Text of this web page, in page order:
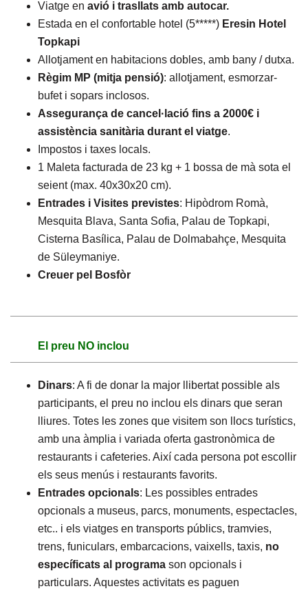
Viatge en avió i trasllats amb autocar.
Estada en el confortable hotel (5*****) Eresin Hotel
Topkapi
Allotjament en habitacions dobles, amb bany / dutxa.
Règim MP (mitja pensió): allotjament, esmorzar-
bufet i sopars inclosos.
Assegurança de cancel·lació fins a 2000€ i
assistència sanitària durant el viatge.
Impostos i taxes locals.
1 Maleta facturada de 23 kg + 1 bossa de mà sota el
seient (max. 40x30x20 cm).
Entrades i Visites previstes: Hipòdrom Romà,
Mesquita Blava, Santa Sofia, Palau de Topkapi,
Cisterna Basílica, Palau de Dolmabahçe, Mesquita
de Süleymaniye.
Creuer pel Bosfòr
El preu NO inclou
Dinars: A fi de donar la major llibertat possible als
participants, el preu no inclou els dinars que seran
lliures. Totes les zones que visitem son llocs turístics,
amb una àmplia i variada oferta gastronòmica de
restaurants i cafeteries. Així cada persona pot escollir
els seus menús i restaurants favorits.
Entrades opcionals: Les possibles entrades
opcionals a museus, parcs, monuments, espectacles,
etc.. i els viatges en transports públics, tramvies,
trens, funiculars, embarcacions, vaixells, taxis, no
específicats al programa son opcionals i
particulars. Aquestes activitats es paguen